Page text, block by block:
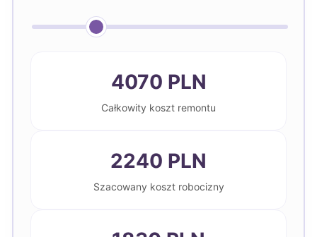
4070 PLN
Całkowity koszt remontu
2240 PLN
Szacowany koszt robocizny